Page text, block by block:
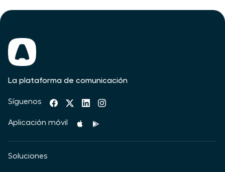
La plataforma de comunicación
Síguenos
Aplicación móvil
Soluciones